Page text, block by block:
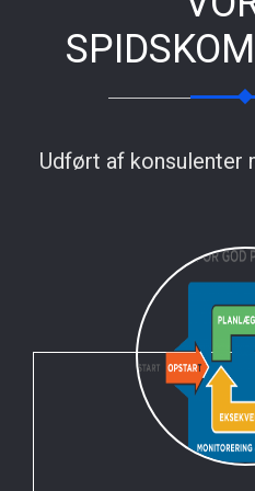
Udført af konsulenter